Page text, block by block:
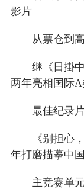
影片
从票仓到高
继《日掛中
两年亮相国际
最佳纪录片
《别担心，
年打磨描摹中
主竞赛单元